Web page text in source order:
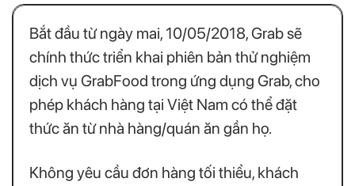
Bắt đầu từ ngày mai, 10/05/2018, Grab sẽ
chính thức triển khai phiên bản thử nghiệm
dịch vụ GrabFood trong ứng dụng Grab, cho
phép khách hàng tại Việt Nam có thể đặt
thức ăn từ nhà hàng/quán ăn gần họ.
Không yêu cầu đơn hàng tối thiểu, khách